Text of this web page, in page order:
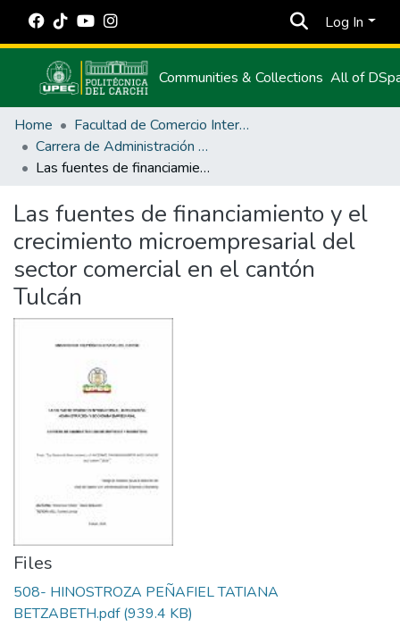
Log In
Communities & Collections All of
Home
Facultad de Comercio Internacional, Integración, Administración y Economía Empresarial
Carrera de Administración de Empresas y Marketing
Las fuentes de financiamiento y el crecimiento microempresarial del sector comercial en el cantón Tulcán
Las fuentes de financiamiento y el
crecimiento microempresarial del
sector comercial en el cantón
Tulcán
Files
508- HINOSTROZA PEÑAFIEL TATIANA
BETZABETH.pdf(939.4 KB)